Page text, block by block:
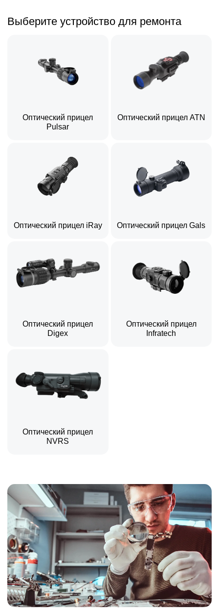
Выберите устройство для ремонта
Оптический прицел
Pulsar
Оптический прицел ATN
Оптический прицел iRay Оптический прицел Gals
Оптический прицел
Digex
Оптический прицел
Infratech
Оптический прицел
NVRS